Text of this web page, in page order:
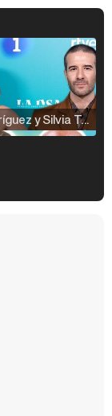
Raúl Rodríguez y Silvia Taulés nos cuentan su papel en 'La familia de la tele'